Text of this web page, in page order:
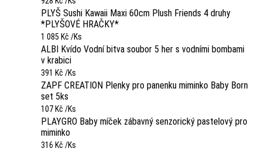
PLYŠ Sushi Kawaii Maxi 60cm Plush Friends 4 druhy
*PLYŠOVÉ HRAČKY*
1 085 Kč /Ks
ALBI Kvído Vodní bitva soubor 5 her s vodními bombami
v krabici
391 Kč /Ks
ZAPF CREATION Plenky pro panenku miminko Baby Born
set 5ks
107 Kč /Ks
PLAYGRO Baby míček zábavný senzorický pastelový pro
miminko
316 Kč /Ks